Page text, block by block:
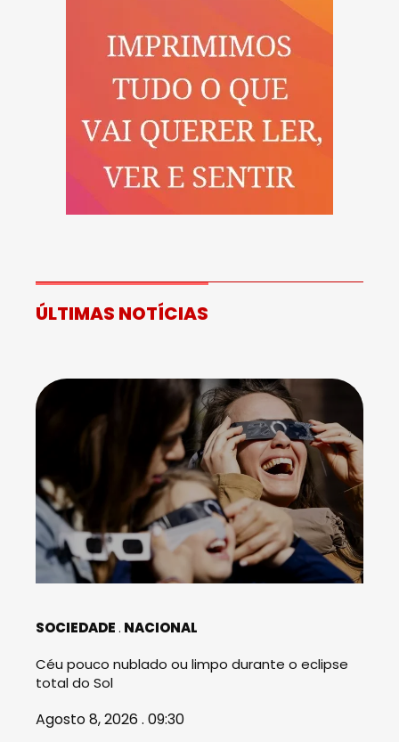
ÚLTIMAS NOTÍCIAS
SOCIEDADE NACIONAL
Céu pouco nublado ou limpo durante o eclipse
total do Sol
Agosto 8, 2026 . 09:30